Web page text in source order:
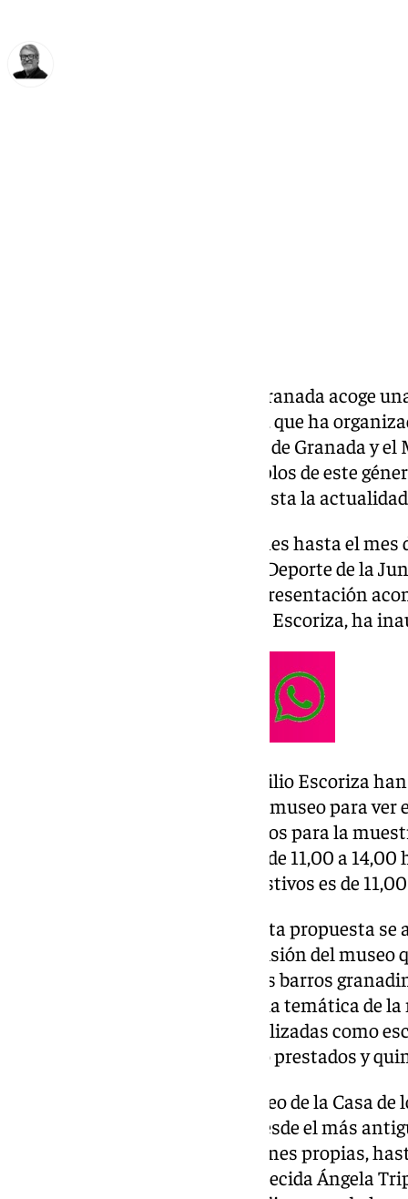
de Granada acoge
por una treintena de conjuntos, que ha
Asociación de Amigos del Belén de Granada y
, con ejemplos de este
tradición desde el siglo XVIII hasta la
Se podrá visitar desde este viernes hasta el
delegado de Turismo, Cultura y Deporte de la
en una nota de prensa tras su presentación
Museo Casa de los Tiros, Emilio Escoriza, ha
Tanto Fernando Egea como Emilio Escoriza
visitantes a visitar las salas del museo para ver
históricos que han sido prestados para la
del museo de martes a sábados de 11,00 a
mientras que los domingos y festivos es de
El delegado ha señalado que «esta propuesta
relaciona con el ámbito de la misión del
tradicionales, especialmente los barros
varias piezas relacionadas con la temática de
incluyen tanto piezas individualizadas como
figuras, de los que doce han sido prestados y
Por su parte, el director del Museo de la Casa
exhiben ejemplos que parten desde el más
estilo barroco que a las colecciones propias,
palermitana recientemente fallecida Ángela